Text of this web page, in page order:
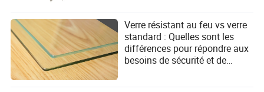
Verre résistant au feu vs verre
standard : Quelles sont les
différences pour répondre aux
besoins de sécurité et de